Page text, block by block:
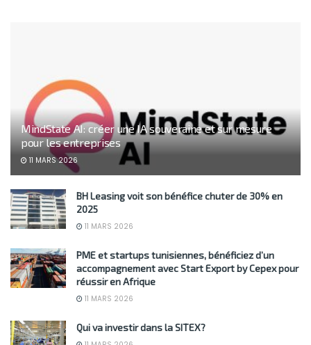
MindState AI: créer une IA souveraine et sur mesure
pour les entreprises
11 MARS 2026
BH Leasing voit son bénéfice chuter de 30% en
2025
11 MARS 2026
PME et startups tunisiennes, bénéficiez d’un
accompagnement avec Start Export by Cepex pour
réussir en Afrique
11 MARS 2026
Qui va investir dans la SITEX?